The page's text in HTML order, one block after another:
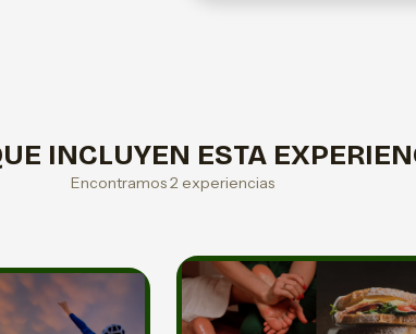
INCLUYEN ESTA
Encontramos 2 experiencias